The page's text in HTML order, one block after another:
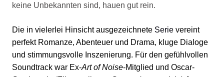
keine Unbekannten sind, hauen gut rein.
Die in vielerlei Hinsicht ausgezeichnete Serie vereint
perfekt Romanze, Abenteuer und Drama, kluge Dialoge
und stimmungsvolle Inszenierung. Für den gefühlvollen
Soundtrack war Ex-Art of Noise-Mitglied und Oscar-